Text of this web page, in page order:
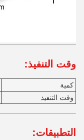
وقت التنفيذ:
كمية
وقت التنفيذ
التطبيقات: